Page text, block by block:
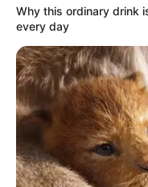
SOAT
Si no usó el SOAT
más barato: el
a conductores
Why this ordinary drink
every day